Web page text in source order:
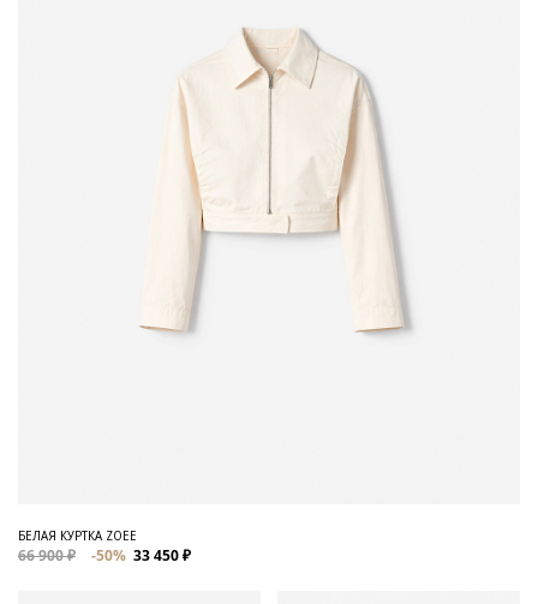
БЕЛАЯ КУРТКА ZOEE
66 900 ₽ -50% 33 450 ₽